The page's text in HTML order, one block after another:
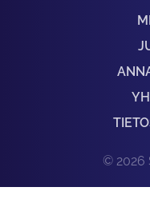
© 2026